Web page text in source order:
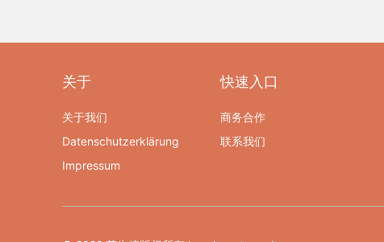
关于
关于我们
Datenschutzerklärung
Impressum
快速入口
商务合作
联系我们